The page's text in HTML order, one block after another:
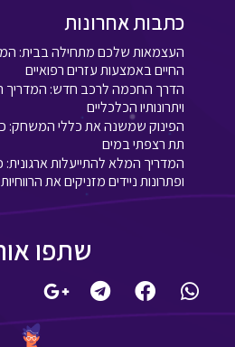
כתבות אחרונות
העצמאות שלכם מתחילה בבית:
החיים באמצעות עזרים רפואיים
הדרך החכמה לרכב חדש: המדריך
ויתרונותיו הכלכליים
הפינוק שמשנה את כללי המשחק:
תת רצפתי במים
המדריך המלא להתייעלות ארגונית:
ופתרונות ניידים מזניקים את
שתפו